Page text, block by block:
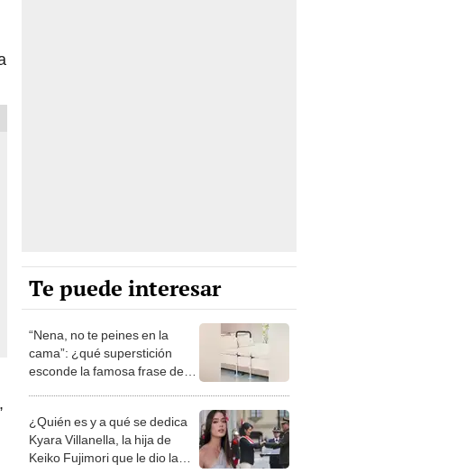
Te puede interesar
“Nena, no te peines en la
cama”: ¿qué superstición
esconde la famosa frase de
¿Quién es y a qué se dedica
Kyara Villanella, la hija de
Keiko Fujimori que le dio la